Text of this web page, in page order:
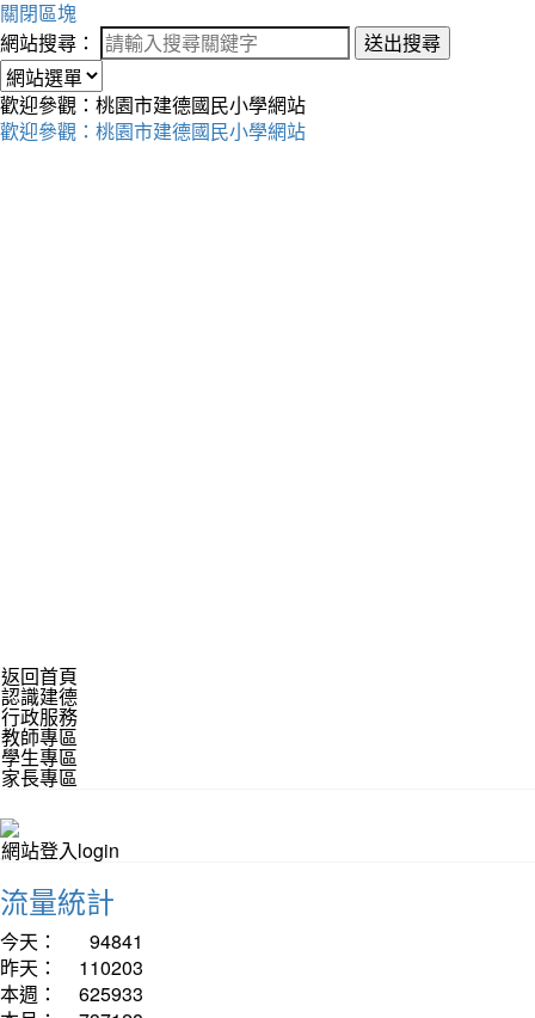
關閉區塊
網站搜尋：
送出搜尋
歡迎參觀：桃園市建德國民小學網站
歡迎參觀：桃園市建德國民小學網站
返回首頁
認識建德
行政服務
教師專區
學生專區
家長專區
網站登入login
流量統計
今天：
94841
昨天：
110203
本週：
625933